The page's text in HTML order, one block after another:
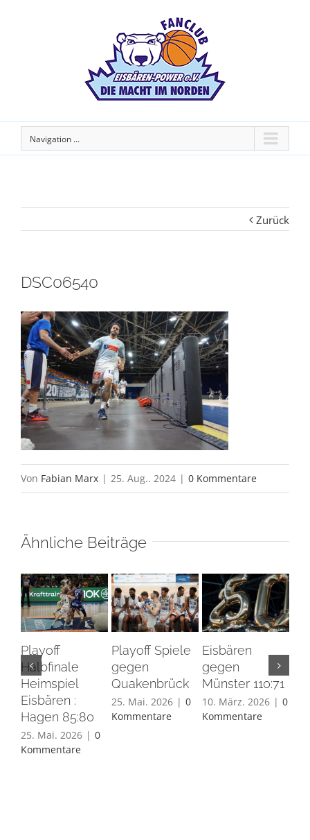
Navigation ...
Zurück
DSC06540
Von Fabian Marx | 25. Aug.. 2024 | 0 Kommentare
Ähnliche Beiträge
Playoff
Halbfinale
Heimspiel
Eisbären :
Hagen 85:80
25. Mai. 2026 | 0
Kommentare
Playoff Spiele
gegen
Quakenbrück
25. Mai. 2026 | 0
Kommentare
Eisbären
gegen
Münster 110:71
10. März. 2026 | 0
Kommentare